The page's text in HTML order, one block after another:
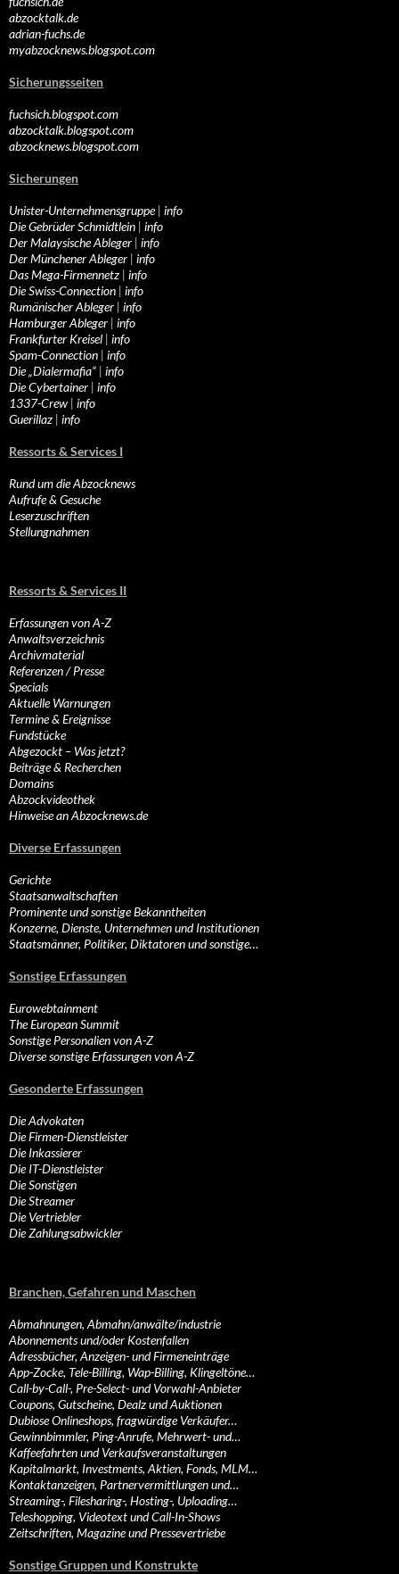
abzocktalk.de
adrian-fuchs.de
myabzocknews.blogspot.com
Sicherungsseiten
fuchsich.blogspot.com
abzocktalk.blogspot.com
abzocknews.blogspot.com
Sicherungen
Unister-Unternehmensgruppe| info
Die Gebrüder Schmidtlein | info
Der Malaysische Ableger | info
Der Münchener Ableger | info
Das Mega-Firmennetz | info
Die Swiss-Connection | info
Rumänischer Ableger | info
Hamburger Ableger | info
Frankfurter Kreisel | info
Spam-Connection | info
Die „Dialermafia“ | info
Die Cybertainer | info
1337-Crew | info
Guerillaz | info
Ressorts & Services I
Rund um die Abzocknews
Aufrufe & Gesuche
Leserzuschriften
Stellungnahmen
Ressorts & Services II
Erfassungen von A-Z
Anwaltsverzeichnis
Archivmaterial
Referenzen / Presse
Specials
Aktuelle Warnungen
Termine & Ereignisse
Fundstücke
Abgezockt – Was jetzt?
Beiträge & Recherchen
Domains
Abzockvideothek
Hinweise an Abzocknews.de
Diverse Erfassungen
Gerichte
Staatsanwaltschaften
Prominente und sonstige Bekanntheiten
Konzerne, Dienste, Unternehmen und Institutionen
Staatsmänner, Politiker, Diktatoren und sonstige…
Sonstige Erfassungen
Eurowebtainment
The European Summit
Sonstige Personalien von A-Z
Diverse sonstige Erfassungen von A-Z
Gesonderte Erfassungen
Die Advokaten
Die Firmen-Dienstleister
Die Inkassierer
Die IT-Dienstleister
Die Sonstigen
Die Streamer
Die Vertriebler
Die Zahlungsabwickler
Branchen, Gefahren und Maschen
Abmahnungen, Abmahn/anwälte/industrie
Abonnements und/oder Kostenfallen
Adressbücher, Anzeigen- und Firmeneinträge
App-Zocke, Tele-Billing, Wap-Billing, Klingeltöne…
Call-by-Call-, Pre-Select- und Vorwahl-Anbieter
Coupons, Gutscheine, Dealz und Auktionen
Dubiose Onlineshops, fragwürdige Verkäufer…
Gewinnbimmler, Ping-Anrufe, Mehrwert- und…
Kaffeefahrten und Verkaufsveranstaltungen
Kapitalmarkt, Investments, Aktien, Fonds, MLM…
Kontaktanzeigen, Partnervermittlungen und…
Streaming-, Filesharing-, Hosting-, Uploading…
Teleshopping, Videotext und Call-In-Shows
Zeitschriften, Magazine und Pressevertriebe
Sonstige Gruppen und Konstrukte